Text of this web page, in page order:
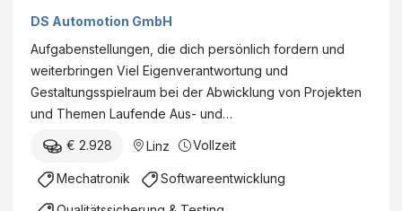
DS Automotion GmbH
Aufgabenstellungen, die dich persönlich fordern und
weiterbringen Viel Eigenverantwortung und
Gestaltungsspielraum bei der Abwicklung von Projekten
und Themen Laufende Aus- und…
€ 2.928 Linz Vollzeit
Mechatronik Softwareentwicklung